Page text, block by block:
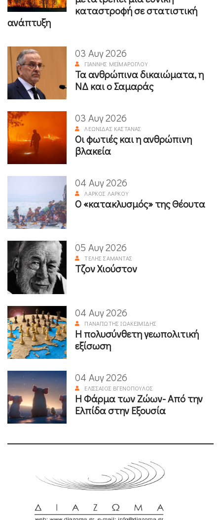
καταστροφή σε στατιστική
ανάπτυξη
03 Αυγ 2026
ΓΙΆΝΝΗΣ ΜΕΪΜΆΡΟΓΛΟΥ
Τα ανθρώπινα δικαιώματα, η
ΝΔ και ο Σαμαράς
03 Αυγ 2026
ΛΕΩΝΊΔΑΣ ΚΑΣΤΑΝΆΣ
Οι φωτιές και η ανθρώπινη
βλακεία
04 Αυγ 2026
ΛΆΡΚΟΣ ΛΆΡΚΟΥ
Ο «κατακλυσμός» της Θέουτα
05 Αυγ 2026
ΤΈΛΗΣ ΣΑΜΑΝΤΆΣ
Τζον Χιούστον
04 Αυγ 2026
ΠΑΝΑΓΙΏΤΗΣ ΙΩΑΚΕΙΜΊΔΗΣ
Η πολυσύνθετη γεωπολιτική
εξίσωση
04 Αυγ 2026
ΕΛΙΣΣΑΊΟΣ ΒΓΕΝΌΠΟΥΛΟΣ
Η Φάρμα των Ζώων- Από την
Ελπίδα στην Εξουσία